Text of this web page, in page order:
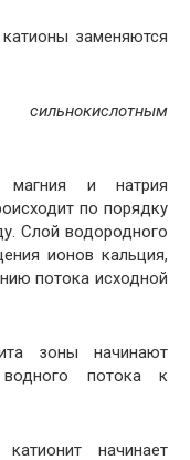
заменяются
магния и натрия
по порядку
Слой водородного
ионов кальция,
потока исходной
зоны начинают
потока к
начинает